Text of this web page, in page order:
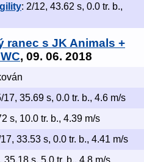
: 2/12, 43.62 s, 0.0 tr. b.,
ranec s JK Animals +
, 09. 06. 2018
17, 35.69 s, 0.0 tr. b., 4.6 m/s
s, 10.0 tr. b., 4.39 m/s
33.53 s, 0.0 tr. b., 4.41 m/s